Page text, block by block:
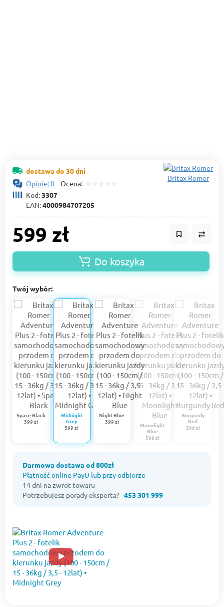
dostawa do 30 dni
Opinie: 0 Ocena:
Kod:3307
EAN:4000984707205
Britax Romer
599 zł
Do koszyka
Twój wybór:
Space Black
599 zł
Midnight
Grey
599 zł
Moonlight
Blue
599 zł
Burgundy
Red
599 zł
Night Blue
599 zł
Darmowa dostawa od 800zł
Płatność online PayU lub przy odbiorze
14 dni na zwrot towaru
Potrzebujesz porady eksperta? 453 301 999